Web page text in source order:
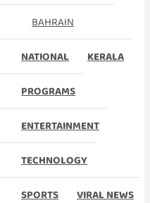
BAHRAIN
NATIONAL KERALA
PROGRAMS
ENTERTAINMENT
TECHNOLOGY
SPORTS VIRAL NEWS